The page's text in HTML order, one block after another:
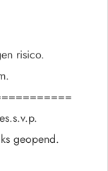
risico.
geopend.